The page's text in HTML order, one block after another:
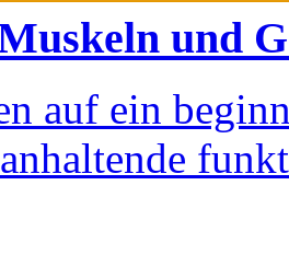
und
auf ein